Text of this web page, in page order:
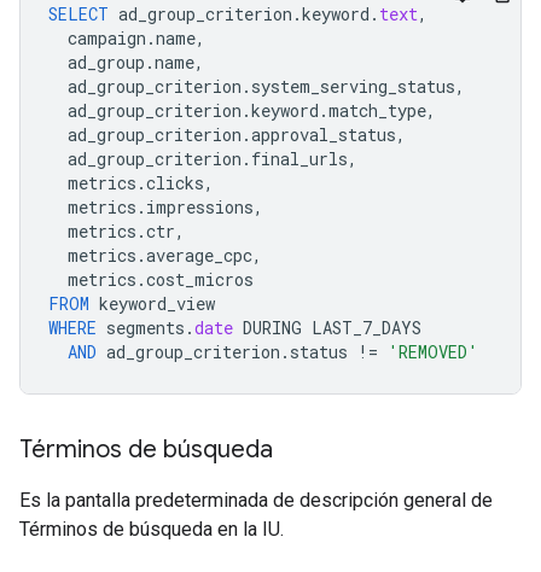
SELECT ad_group_criterion .keyword . text,
campaign .name,
ad_group .name,
ad_group_criterion . system_serving_status,
ad_group_criterion .keyword .match_type,
ad_group_criterion .approval_status,
ad_group_criterion . final_urls,
metrics .clicks,
metrics . impressions,
metrics .ctr,
metrics .average_cpc,
metrics .cost_micros
FROM keyword_view
WHERE segments .date DURING LAST_7_DAYS
AND ad_group_criterion . status != 'REMOVED'
Términos de búsqueda
Es la pantalla predeterminada de descripción general de
Términos de búsqueda en la IU.